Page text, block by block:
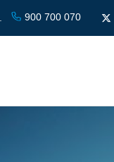
900 700 070